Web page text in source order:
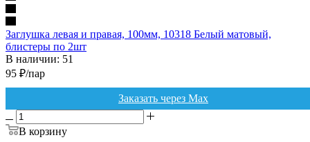
Заглушка левая и правая, 100мм, 10318 Белый матовый,
блистеры по 2шт
В наличии: 51
95 ₽/пар
Заказать через Max
В корзину